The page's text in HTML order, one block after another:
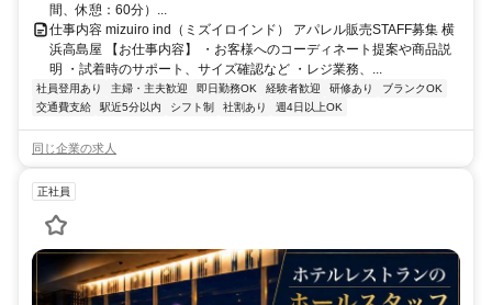
間、休憩：60分）...
仕事内容 mizuiro ind（ミズイロインド） アパレル販売STAFF募集 横
浜高島屋 【お仕事内容】 ・お客様へのコーディネート提案や商品説
明 ・試着時のサポート、サイズ確認など ・レジ業務、...
社員登用あり 主婦・主夫歓迎 即日勤務OK 経験者歓迎 研修あり
ブランクOK
交通費支給
駅近5分以内 シフト制 社割あり 週4日以上OK
同じ企業の求人
正社員